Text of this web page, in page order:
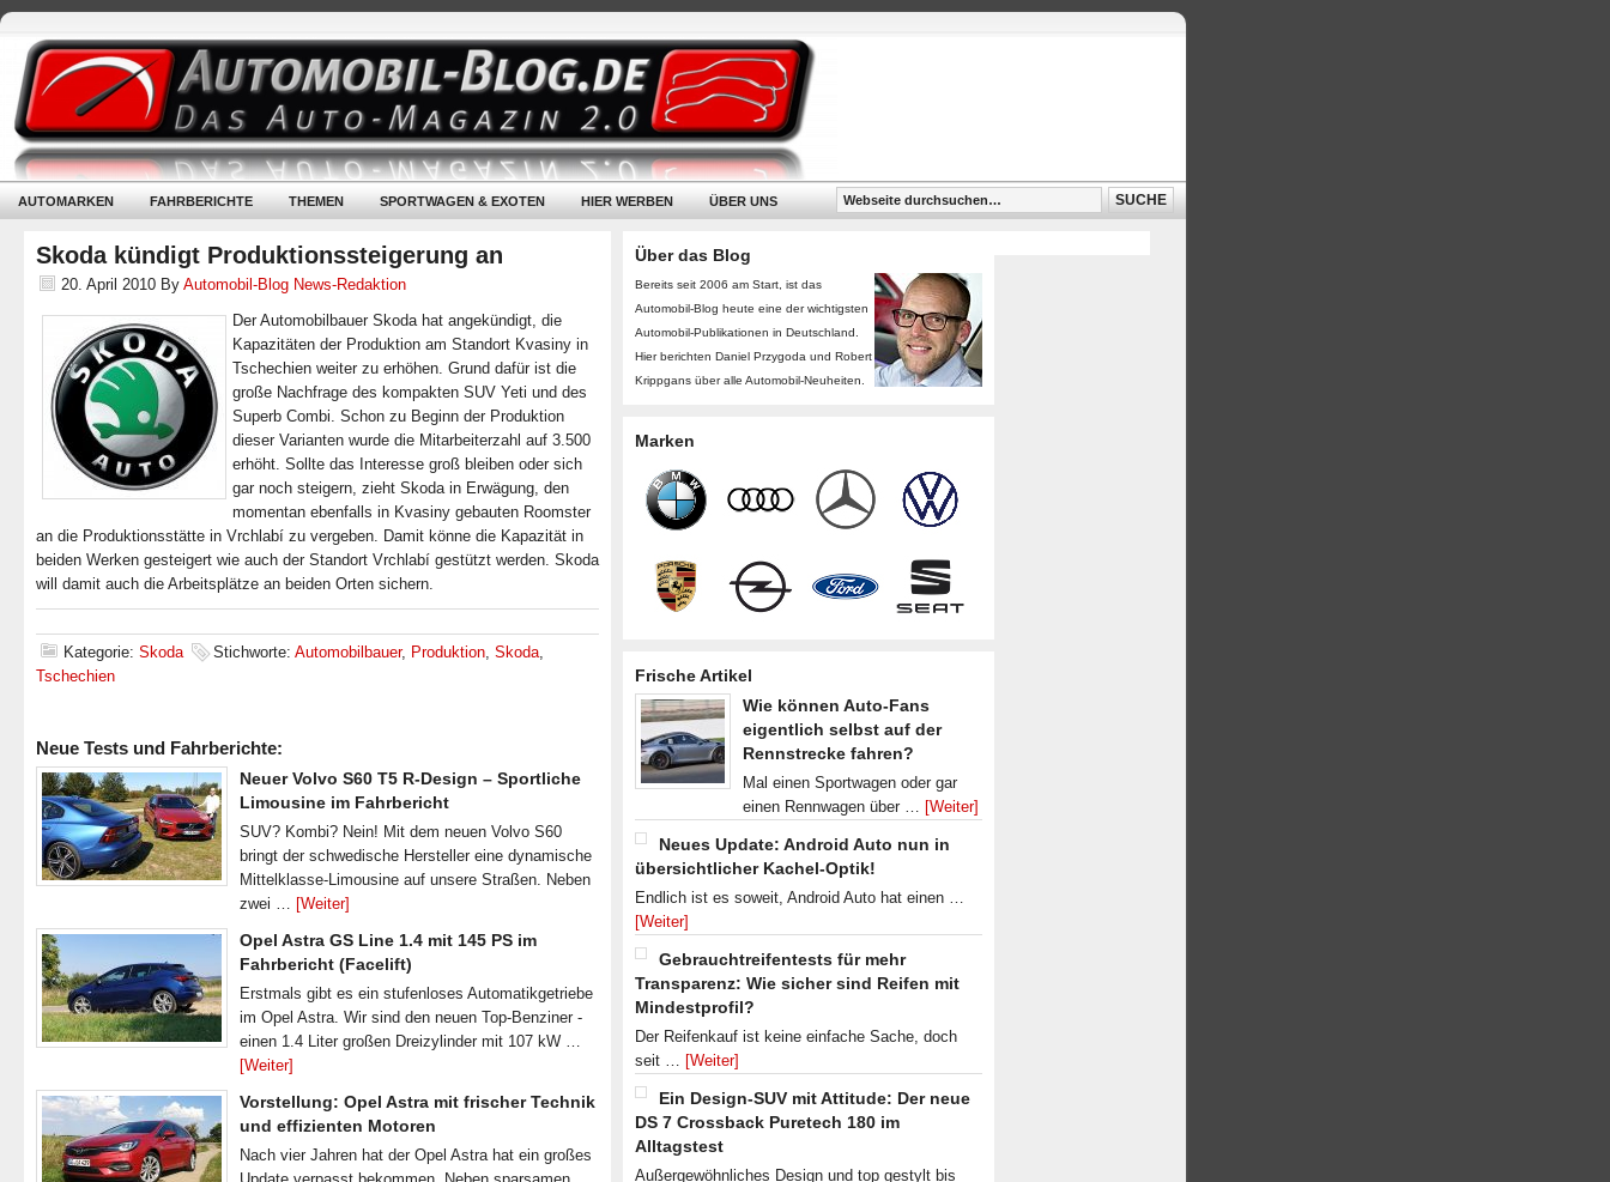
AUTOMARKEN FAHRBERICHTE THEMEN SPORTWAGEN & EXOTEN HIER WERBEN ÜBER UNS
Skoda kündigt Produktionssteigerung an
20. April 2010 By Automobil-Blog News-Redaktion
Der Automobilbauer Skoda hat angekündigt, die
Kapazitäten der Produktion am Standort Kvasiny in
Tschechien weiter zu erhöhen. Grund dafür ist die
große Nachfrage des kompakten SUV Yeti und des
Superb Combi. Schon zu Beginn der Produktion
dieser Varianten wurde die Mitarbeiterzahl auf 3.500
erhöht. Sollte das Interesse groß bleiben oder sich
gar noch steigern, zieht Skoda in Erwägung, den
momentan ebenfalls in Kvasiny gebauten Roomster
an die Produktionsstätte in Vrchlabí zu vergeben. Damit könne die Kapazität in
beiden Werken gesteigert wie auch der Standort Vrchlabí gestützt werden. Skoda
will damit auch die Arbeitsplätze an beiden Orten sichern.
Kategorie: Skoda Stichworte: Automobilbauer, Produktion, Skoda,
Tschechien
Neue Tests und Fahrberichte:
Neuer Volvo S60 T5 R-Design – Sportliche
Limousine im Fahrbericht
SUV? Kombi? Nein! Mit dem neuen Volvo S60
bringt der schwedische Hersteller eine dynamische
Mittelklasse-Limousine auf unsere Straßen. Neben
zwei … [Weiter]
Opel Astra GS Line 1.4 mit 145 PS im
Fahrbericht (Facelift)
Erstmals gibt es ein stufenloses Automatikgetriebe
im Opel Astra. Wir sind den neuen Top-Benziner -
einen 1.4 Liter großen Dreizylinder mit 107 kW …
[Weiter]
Vorstellung: Opel Astra mit frischer Technik
und effizienten Motoren
Nach vier Jahren hat der Opel Astra hat ein großes
Über das Blog
Bereits seit 2006 am Start, ist das
Automobil-Blog heute eine der wichtigsten
Automobil-Publikationen in Deutschland.
Hier berichten Daniel Przygoda und Robert
Krippgans über alle Automobil-Neuheiten.
Marken
Frische Artikel
Wie können Auto-Fans
eigentlich selbst auf der
Rennstrecke fahren?
Mal einen Sportwagen oder gar
einen Rennwagen über … [Weiter]
Neues Update: Android Auto nun in
übersichtlicher Kachel-Optik!
Endlich ist es soweit, Android Auto hat einen …
[Weiter]
Gebrauchtreifentests für mehr
Transparenz: Wie sicher sind Reifen mit
Mindestprofil?
Der Reifenkauf ist keine einfache Sache, doch
seit … [Weiter]
Ein Design-SUV mit Attitude: Der neue
DS 7 Crossback Puretech 180 im
Alltagstest
Außergewöhnliches Design und top gestylt bis